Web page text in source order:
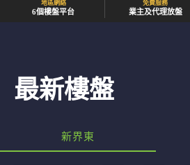
地區網絡
6個樓盤平台
免費服務
業主及代理放盤
最新樓盤
新界東